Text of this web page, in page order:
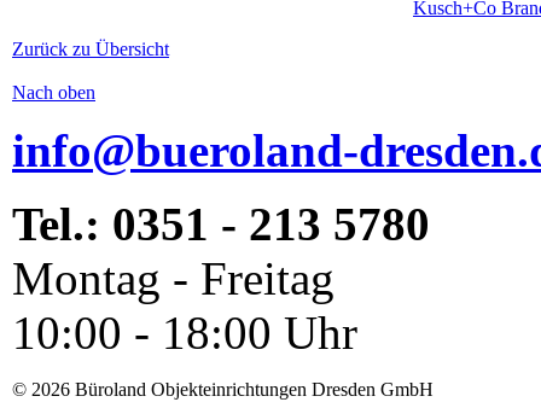
Kusch+Co
Zurück zu Übersicht
Nach oben
info@bueroland-
Tel.: 0351 - 213 5780
Montag - Freitag
10:00 - 18:00 Uhr
© 2026 Büroland Objekteinrichtungen Dresden GmbH